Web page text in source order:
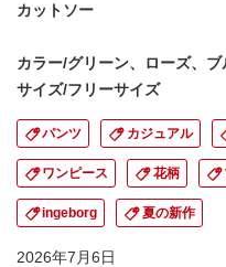
カットソー
カラー/グリーン、ローズ、ブ
サイズ/フリーサイズ
パンツ カジュアル
ワンピース 花柄
ingeborg 夏の新作
2026年7月6日